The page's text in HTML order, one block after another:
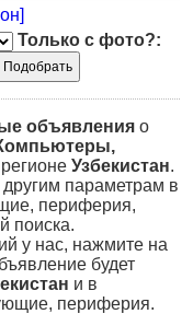
Только с фото?:
объявления о
Узбекистан.
параметрам в
периферия,
поиска.
у нас, нажмите на
будет
и в
периферия.